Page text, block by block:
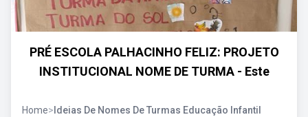
PRÉ ESCOLA PALHACINHO FELIZ: PROJETO
INSTITUCIONAL NOME DE TURMA - Este
Home> Ideias De Nomes De Turmas Educação Infantil